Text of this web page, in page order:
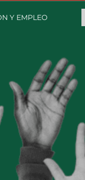
Y EMPLEO